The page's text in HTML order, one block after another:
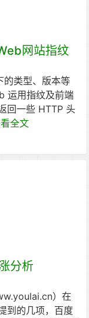
网站指纹
的类型、版本等
运用指纹及前端
回一些 HTTP 头
全文
分析
）在
到的几项，百度